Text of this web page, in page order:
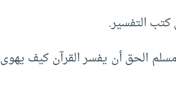
كتب التفسير.
الحق أن يفسر القرآن كيف يهوى